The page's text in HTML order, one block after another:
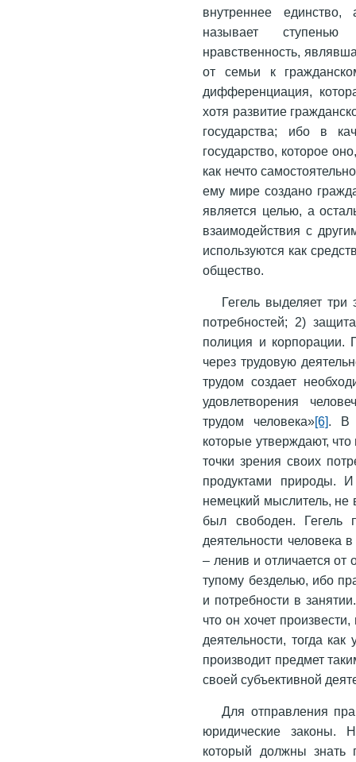
внутреннее
называет ступенью
нравственность,
от семьи к
дифференциация,
хотя развитие
государства; ибо в
государство, которое
как нечто
ему мире создано
является целью, а
взаимодействия с
используются как
общество.
Гегель выделяет три
потребностей; 2)
полиция и корпорации.
через трудовую
трудом создает
удовлетворения
трудом человека»[6]. В
которые утверждают,
точки зрения своих
продуктами природы.
немецкий мыслитель, не
был свободен. Гегель
деятельности человека
– ленив и отличается от
тупому безделью, ибо
и потребности в
что он хочет
деятельности, тогда
производит предмет
своей субъективной
Для отправления
юридические законы.
который должны знать